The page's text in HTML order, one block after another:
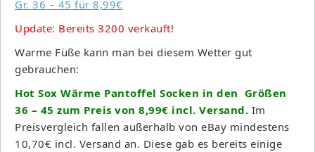
Update: Bereits 3200 verkauft!
Warme Füße kann man bei diesem Wetter gut
gebrauchen:
Hot Sox Wärme Pantoffel Socken in den Größen
36 – 45 zum Preis von 8,99€ incl. Versand. Im
Preisvergleich fallen außerhalb von eBay mindestens
10,70€ incl. Versand an. Diese gab es bereits einige